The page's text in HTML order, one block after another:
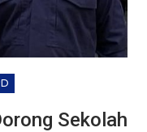
Sekolah